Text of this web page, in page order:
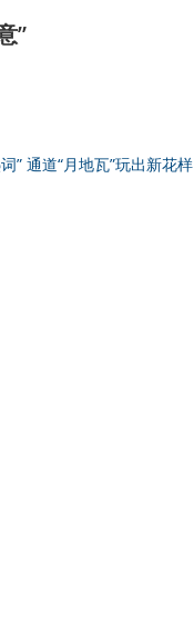
”
” 通道“月地瓦”玩出新花样